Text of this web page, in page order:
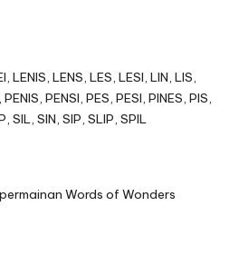
LENS, LES, LESI, LIN, LIS,
PENSI, PES, PESI, PINES, PIS,
SIL, SIN, SIP, SLIP, SPIL
Words of Wonders